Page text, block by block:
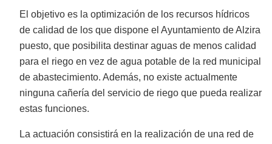
El objetivo es la optimización de los recursos hídricos
de calidad de los que dispone el Ayuntamiento de Alzira
puesto, que posibilita destinar aguas de menos calidad
para el riego en vez de agua potable de la red municipal
de abastecimiento. Además, no existe actualmente
ninguna cañería del servicio de riego que pueda realizar
estas funciones.
La actuación consistirá en la realización de una red de